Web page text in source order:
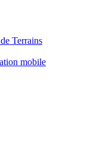
Terrains
mobile